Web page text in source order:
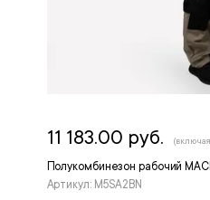
Полукомбинезон рабочий
Артикул: M5SA2BN
11 183.00 руб.